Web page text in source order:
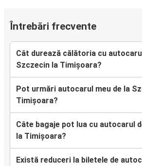
Întrebări frecvente
Cât durează călătoria cu
Szczecin la Timișoara?
Pot urmări autocarul meu de la
Timișoara?
Câte bagaje pot lua cu autocarul
la Timișoara?
Există reduceri la biletele de